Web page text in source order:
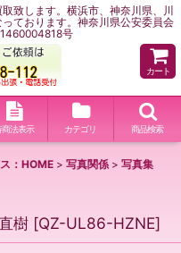
致します。横浜市、神奈川県、川
ております。神奈川県公安委員会
号
カート
商法表示 カテゴリ 商品検索
：HOME > 写真関係 > 写真集
樹 [QZ-UL86-HZNE]